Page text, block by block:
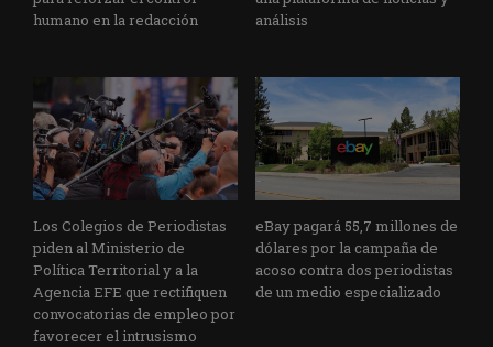
humano en la redacción
análisis
Los Colegios de Periodistas
piden al Ministerio de
Política Territorial y a la
Agencia EFE que rectifiquen
convocatorias de empleo por
favorecer el intrusismo
eBay pagará 55,7 millones de
dólares por la campaña de
acoso contra dos periodistas
de un medio especializado